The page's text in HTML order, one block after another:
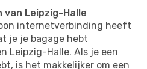
Leipzig-Halle
internetverbinding heeft
je je bagage hebt
Leipzig-Halle. Als je een
is het makkelijker om een